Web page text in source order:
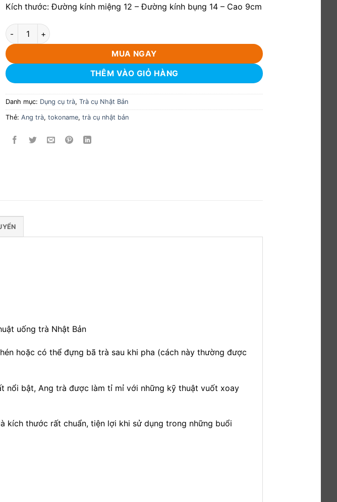
Kích thước: Đường kính miệng 12 – Đường kính bụng 14 – Cao 9cm
Ang trà Tokoname Hoạ tiết lá phong số lượng
MUA NGAY
THÊM VÀO GIỎ HÀNG
Danh mục: Dụng cụ trà, Trà cụ Nhật Bản
Thẻ: Ang trà, tokoname, trà cụ nhật bản
uống trà Nhật Bản
hoặc có thể đựng bã trà sau khi pha (cách này thường được
nổi bật, Ang trà được làm tỉ mỉ với những kỹ thuật vuốt xoay
kích thước rất chuẩn, tiện lợi khi sử dụng trong những buổi